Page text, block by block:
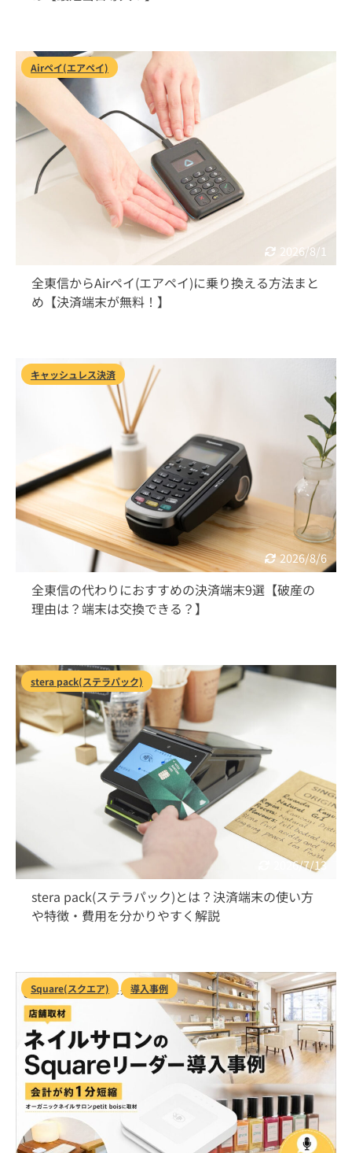
2026/8/1
Airペイ(エアペイ)
全東信からAirペイ(エアペイ)に乗り換える方法まと
め【決済端末が無料！】
2026/8/6
キャッシュレス決済
全東信の代わりにおすすめの決済端末9選【破産の
理由は？端末は交換できる？】
2026/7/13
stera pack(ステラパック)
stera pack(ステラパック)とは？決済端末の使い方
や特徴・費用を分かりやすく解説
Square(スクエア) 導入事例